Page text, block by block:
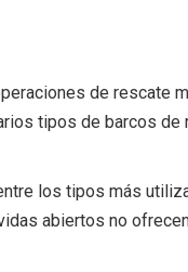
de rescate
tipos de barcos
los tipos más
abiertos no